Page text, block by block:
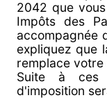
2042 que
Impôts des
accompagnée
expliquez que
remplace
Suite à ces
d'imposition